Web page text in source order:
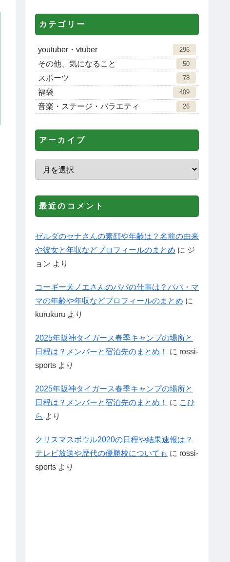
カテゴリー
youtuber・vtuber 296
その他、気になること 50
スポーツ 78
福袋 409
音楽・ステージ・バラエティ 26
アーカイブ
最近のコメント
ゼルダのセナさんの素顔や年齢は？名前の由来
や彼女と年収などプロフィールのまとめ に ジ
ョン より
コーギー犬ノエさんのパパの仕事は？パパ・マ
マの年齢や年収などプロフィールのまとめ に
kurukuru より
2025年阪神タイガース春季キャンプの場所と
日程は？メンバーと宿泊先のまとめ！
に rossi-
sports より
2025年阪神タイガース春季キャンプの場所と
日程は？メンバーと宿泊先のまとめ！
に こひ
ら より
クリスマスボウル2020の日程や結果速報は？
テレビ放送や歴代の優勝校についても に rossi-
sports より